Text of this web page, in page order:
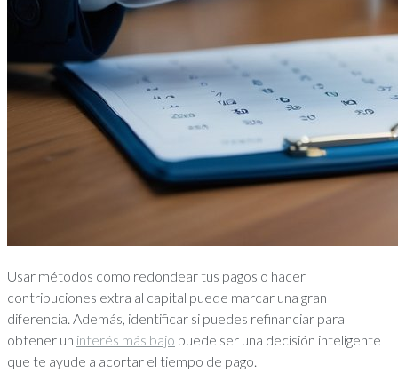
Usar métodos como redondear tus pagos o hacer
contribuciones extra al capital puede marcar una gran
diferencia. Además, identificar si puedes refinanciar para
obtener un interés más bajo puede ser una decisión inteligente
que te ayude a acortar el tiempo de pago.